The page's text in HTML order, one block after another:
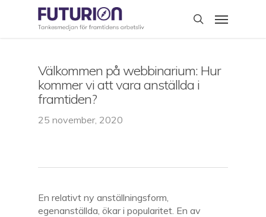
search
Menu
Välkommen på webbinarium: Hur
kommer vi att vara anställda i
framtiden?
25 november, 2020
En relativt ny anställningsform,
egenanställda, ökar i popularitet. En av